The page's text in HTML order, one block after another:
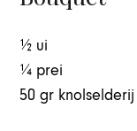
½ ui
¼ prei
50 gr knolselderij